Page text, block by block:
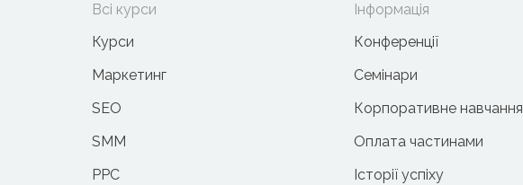
Всі курси
Курси
Маркетинг
SEO
SMM
PPC
Інформація
Конференції
Семінари
Корпоративне навчання
Оплата частинами
Історії успіху